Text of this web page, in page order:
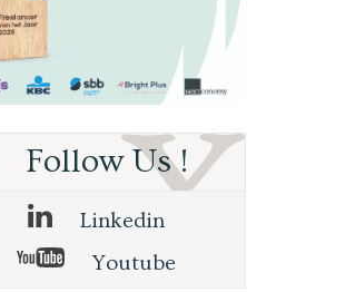
Follow Us !
Linkedin
Youtube